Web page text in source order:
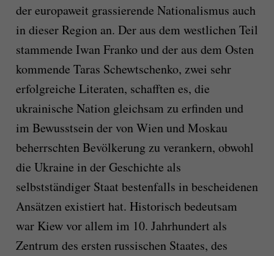
der europaweit grassierende Nationalismus auch
in dieser Region an. Der aus dem westlichen Teil
stammende Iwan Franko und der aus dem Osten
kommende Taras Schewtschenko, zwei sehr
erfolgreiche Literaten, schafften es, die
ukrainische Nation gleichsam zu erfinden und
im Bewusstsein der von Wien und Moskau
beherrschten Bevölkerung zu verankern, obwohl
die Ukraine in der Geschichte als
selbstständiger Staat bestenfalls in bescheidenen
Ansätzen existiert hat. Historisch bedeutsam
war Kiew vor allem im 10. Jahrhundert als
Zentrum des ersten russischen Staates, des